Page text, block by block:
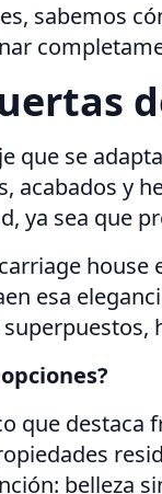
sabemos
que se
acabados y
ya sea que
esa
que destaca
belleza